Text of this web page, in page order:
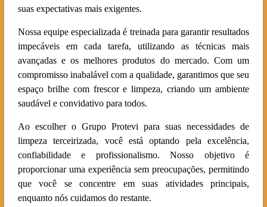
suas expectativas mais exigentes.
Nossa equipe especializada é treinada para garantir resultados
impecáveis em cada tarefa, utilizando as técnicas mais
avançadas e os melhores produtos do mercado. Com um
compromisso inabalável com a qualidade, garantimos que seu
espaço brilhe com frescor e limpeza, criando um ambiente
saudável e convidativo para todos.
Ao escolher o Grupo Protevi para suas necessidades de
limpeza terceirizada, você está optando pela excelência,
confiabilidade e profissionalismo. Nosso objetivo é
proporcionar uma experiência sem preocupações, permitindo
que você se concentre em suas atividades principais,
enquanto nós cuidamos do restante.